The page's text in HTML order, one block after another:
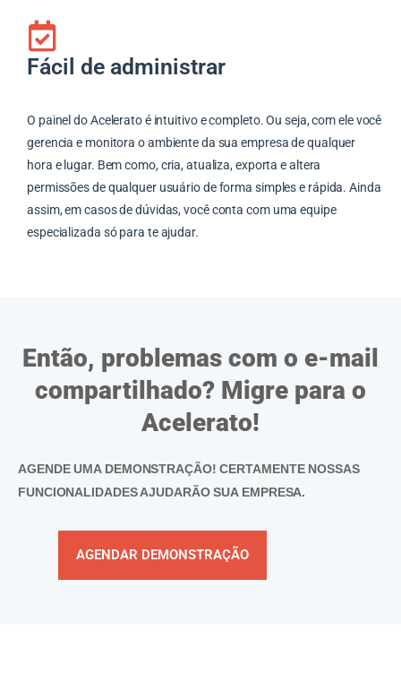
Fácil de administrar
O painel do Acelerato é intuitivo e completo. Ou seja, com ele você
gerencia e monitora o ambiente da sua empresa de qualquer
hora e lugar. Bem como, cria, atualiza, exporta e altera
permissões de qualquer usuário de forma simples e rápida. Ainda
assim, em casos de dúvidas, você conta com uma equipe
especializada só para te ajudar.
Então, problemas com o e-mail
compartilhado? Migre para o
Acelerato!
AGENDE UMA DEMONSTRAÇÃO! CERTAMENTE NOSSAS
FUNCIONALIDADES AJUDARÃO SUA EMPRESA.
AGENDAR DEMONSTRAÇÃO